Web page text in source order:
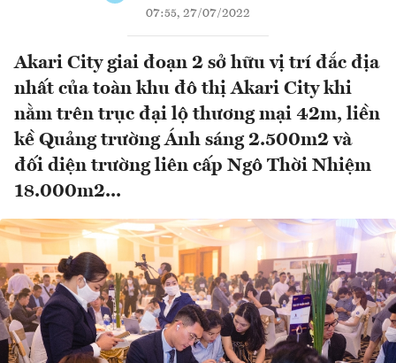
07:55, 27/07/2022
Akari City giai đoạn 2 sở hữu vị trí đắc địa
nhất của toàn khu đô thị Akari City khi
nằm trên trục đại lộ thương mại 42m, liền
kề Quảng trường Ánh sáng 2.500m2 và
đối diện trường liên cấp Ngô Thời Nhiệm
18.000m2...